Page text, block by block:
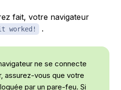
fait, votre navigateur
worked! .
ne se connecte
assurez-vous que votre
par un pare-feu. Si